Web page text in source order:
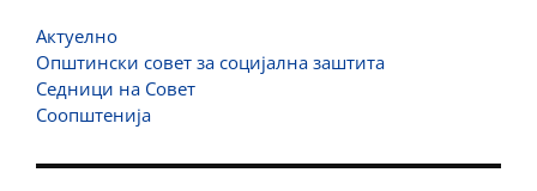
Актуелно
Општински совет за социјална заштита
Седници на Совет
Соопштенија